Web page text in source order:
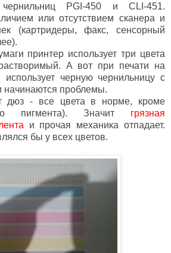
PGI-450 и CLI-451.
или отсутствием сканера и
(картридеры, факс, сенсорный
принтер использует три цвета
А вот при печати на
черную чернильницу с
начинаются проблемы.
дюз - все цвета в норме, кроме
пигмента). Значит грязная
и прочая механика отпадает.
бы у всех цветов.